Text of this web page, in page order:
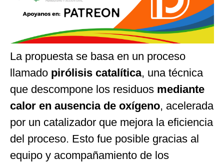
La propuesta se basa en un proceso
llamado pirólisis catalítica, una técnica
que descompone los residuos mediante
calor en ausencia de oxígeno, acelerada
por un catalizador que mejora la eficiencia
del proceso. Esto fue posible gracias al
equipo y acompañamiento de los